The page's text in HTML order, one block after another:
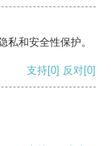
和安全性保护。
支持[0] 反对[0]